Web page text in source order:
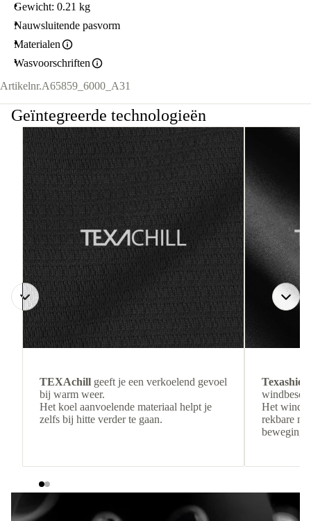
Gewicht: 0.21 kg
Nauwsluitende pasvorm
Materialen
Wasvoorschriften
Artikelnr.A65859_6000_A31
Geïntegreerde technologieën
TEXAchill geeft je een verkoelend gevoel
bij warm weer.
Het koel aanvoelende materiaal helpt je
zelfs bij hitte verder te gaan.
Het
rekbare